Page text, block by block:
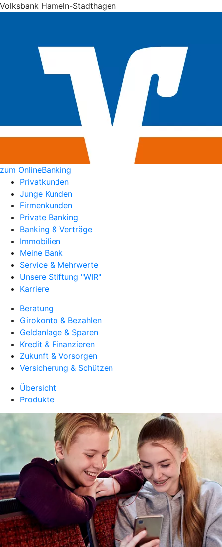
Volksbank Hameln-Stadthagen
zum OnlineBanking
Privatkunden
Junge Kunden
Firmenkunden
Private Banking
Banking & Verträge
Immobilien
Meine Bank
Service & Mehrwerte
Unsere Stiftung "WIR"
Karriere
Beratung
Girokonto & Bezahlen
Geldanlage & Sparen
Kredit & Finanzieren
Zukunft & Vorsorgen
Versicherung & Schützen
Übersicht
Produkte